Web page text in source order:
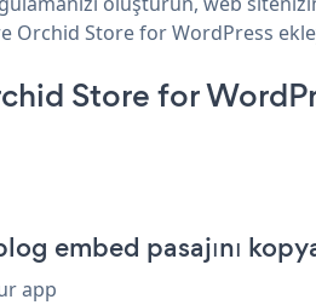
Orchid Store for WordPress
Store for
embed pasajını
app